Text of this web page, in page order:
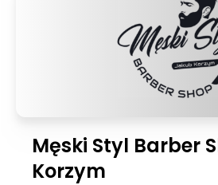
Męski Styl Barber
Korzym